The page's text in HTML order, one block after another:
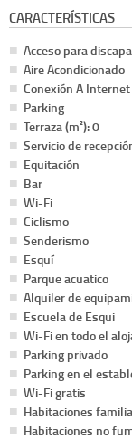
CARACTERÍSTICAS
Acceso para
Aire Acondicionado
Conexión A Internet
Parking
Terraza (m²): 0
Servicio de
Equitación
Bar
Wi-Fi
Ciclismo
Senderismo
Esquí
Parque acuatico
Alquiler de
Escuela de Esqui
Wi-Fi en todo el
Parking privado
Parking en el
Wi-Fi gratis
Habitaciones
Habitaciones no